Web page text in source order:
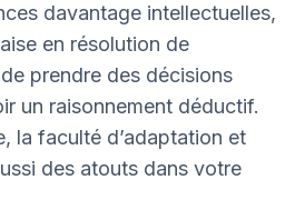
davantage intellectuelles,
en résolution de
prendre des décisions
un raisonnement déductif.
la faculté d’adaptation et
des atouts dans votre